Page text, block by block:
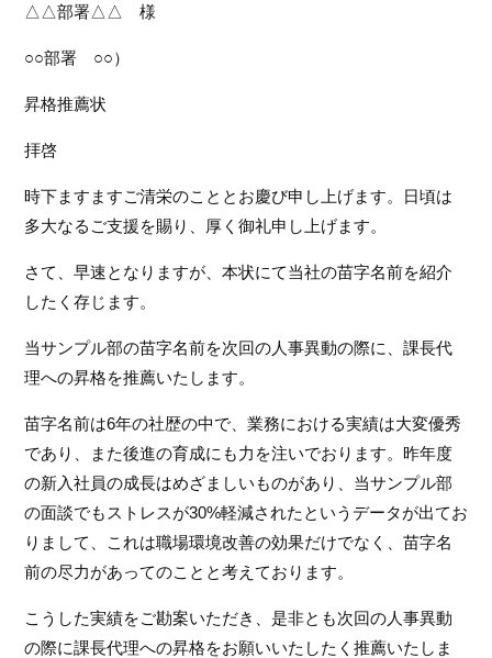
△△部署△△ 様
○○部署 ○○）
昇格推薦状
拝啓
時下ますますご清栄のこととお慶び申し上げます。日頃は
多大なるご支援を賜り、厚く御礼申し上げます。
さて、早速となりますが、本状にて当社の苗字名前を紹介
したく存じます。
当サンプル部の苗字名前を次回の人事異動の際に、課長代
理への昇格を推薦いたします。
苗字名前は6年の社歴の中で、業務における実績は大変優秀
であり、また後進の育成にも力を注いでおります。昨年度
の新入社員の成長はめざましいものがあり、当サンプル部
の面談でもストレスが30%軽減されたというデータが出てお
りまして、これは職場環境改善の効果だけでなく、苗字名
前の尽力があってのことと考えております。
こうした実績をご勘案いただき、是非とも次回の人事異動
の際に課長代理への昇格をお願いいたしたく推薦いたしま